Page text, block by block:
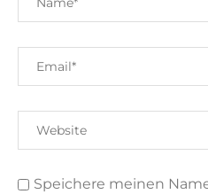
Speichere meinen